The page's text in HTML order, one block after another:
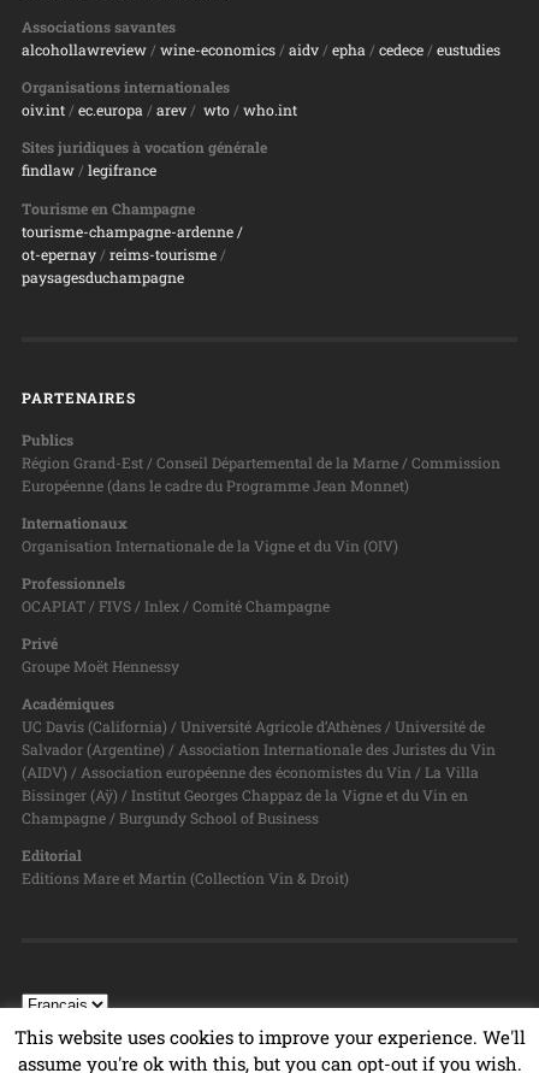
Associations savantes
alcohollawreview/ wine-economics/ aidv/ epha / cedece/ eustudies
Organisations internationales
oiv.int/ ec.europa/ arev/ wto/ who.int
Sites juridiques à vocation générale
findlaw/ legifrance
Tourisme en Champagne
tourisme-champagne-ardenne /
ot-epernay/ reims-tourisme/
paysagesduchampagne
PARTENAIRES
Publics
Région Grand-Est / Conseil Départemental de la Marne / Commission
Européenne (dans le cadre du Programme Jean Monnet)
Internationaux
Organisation Internationale de la Vigne et du Vin (OIV)
Professionnels
OCAPIAT / FIVS / Inlex / Comité Champagne
Privé
Groupe Moët Hennessy
Académiques
UC Davis (California) / Université Agricole d’Athènes / Université de
Salvador (Argentine) / Association Internationale des Juristes du Vin
(AIDV) / Association européenne des économistes du Vin / La Villa
Bissinger (Aÿ) / Institut Georges Chappaz de la Vigne et du Vin en
Champagne / Burgundy School of Business
Editorial
Editions Mare et Martin (Collection Vin & Droit)
This website uses cookies to improve your experience. We'll
assume you're ok with this, but you can opt-out if you wish.